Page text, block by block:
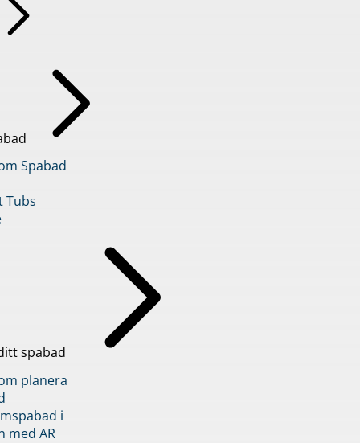
Spabad
Tubs
spabad
planera
i
med AR